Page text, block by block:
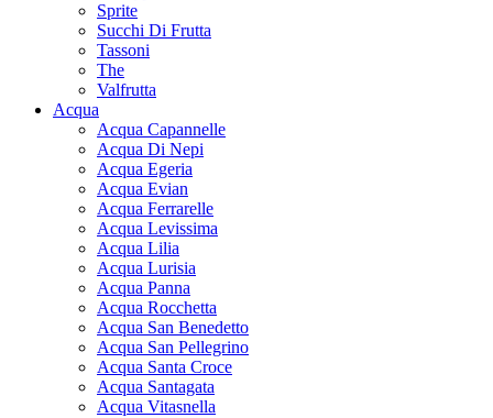
Sprite
Succhi Di Frutta
Tassoni
The
Valfrutta
Acqua
Acqua Capannelle
Acqua Di Nepi
Acqua Egeria
Acqua Evian
Acqua Ferrarelle
Acqua Levissima
Acqua Lilia
Acqua Lurisia
Acqua Panna
Acqua Rocchetta
Acqua San Benedetto
Acqua San Pellegrino
Acqua Santa Croce
Acqua Santagata
Acqua Vitasnella